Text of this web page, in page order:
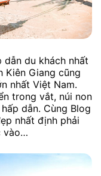
dẫn du khách nhất
Kiên Giang cũng
nhất Việt Nam.
trong vắt, núi non
dẫn. Cùng Blog
nhất định phải
vào…